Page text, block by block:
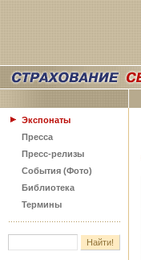
Экспонаты
Пресса
Пресс-релизы
События (Фото)
Библиотека
Термины